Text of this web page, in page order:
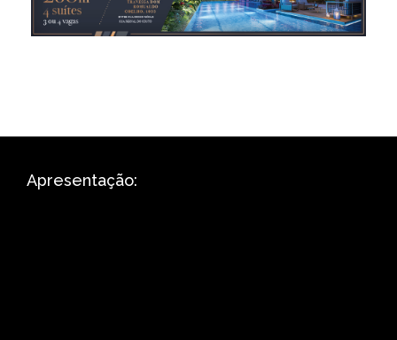
Apresentação: